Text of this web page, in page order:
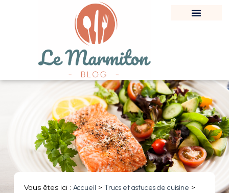
Vous êtes ici : Accueil > Trucs et astuces de cuisine >